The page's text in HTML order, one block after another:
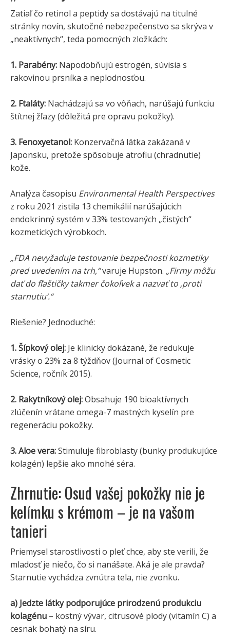
Zatiaľ čo retinol a peptidy sa dostávajú na titulné
stránky novín, skutočné nebezpečenstvo sa skrýva v
„neaktívnych“, teda pomocných zložkách:
1. Parabény: Napodobňujú estrogén, súvisia s
rakovinou prsníka a neplodnosťou.
2. Ftaláty: Nachádzajú sa vo vôňach, narúšajú funkciu
štítnej žľazy (dôležitá pre opravu pokožky).
3. Fenoxyetanol: Konzervačná látka zakázaná v
Japonsku, pretože spôsobuje atrofiu (chradnutie)
kože.
Analýza časopisu Environmental Health Perspectives
z roku 2021 zistila 13 chemikálií narúšajúcich
endokrinný systém v 33% testovaných „čistých“
kozmetických výrobkoch.
„FDA nevyžaduje testovanie bezpečnosti kozmetiky
pred uvedením na trh,“varuje Hupston. „Firmy môžu
dať do fľaštičky takmer čokoľvek a nazvať to ‚proti
starnutiu‘.“
Riešenie? Jednoduché:
1. Šípkový olej: Je klinicky dokázané, že redukuje
vrásky o 23% za 8 týždňov (Journal of Cosmetic
Science, ročník 2015).
2. Rakytníkový olej:Obsahuje 190 bioaktívnych
zlúčenín vrátane omega-7 mastných kyselín pre
regeneráciu pokožky.
3. Aloe vera:Stimuluje fibroblasty (bunky produkujúce
kolagén) lepšie ako mnohé séra.
Zhrnutie: Osud vašej pokožky nie je
kelímku s krémom – je na vašom
tanieri
Priemysel starostlivosti o pleť chce, aby ste verili, že
mladosť je niečo, čo si nanášate. Aká je ale pravda?
Starnutie vychádza zvnútra tela, nie zvonku.
a) Jedzte látky podporujúce prirodzenú produkciu
kolagénu – kostný vývar, citrusové plody (vitamín C) a
cesnak bohatý na síru.